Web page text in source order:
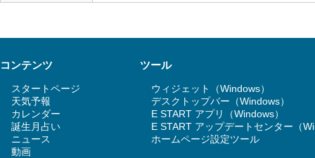
コンテンツ
スタートページ
天気予報
カレンダー
誕生月占い
ニュース
動画
ツール
ウィジェット（Windows）
デスクトップバー（Windows）
E START アプリ（Windows）
E START アップデートセンター（
ホームページ設定ツール